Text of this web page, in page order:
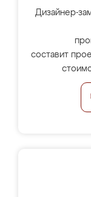
Дизайнер-
составит